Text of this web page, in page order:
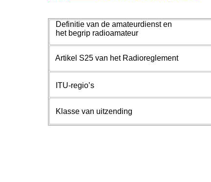
Definitie van de amateurdienst en
het begrip radioamateur
Artikel S25 van het Radioreglement
ITU-regio’s
Klasse van uitzending